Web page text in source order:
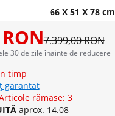
66 X 51 X 78 cm
7.399,00 RON
30 de zile înainte de reducere
timp
garantat
rămase: 3
aprox. 14.08